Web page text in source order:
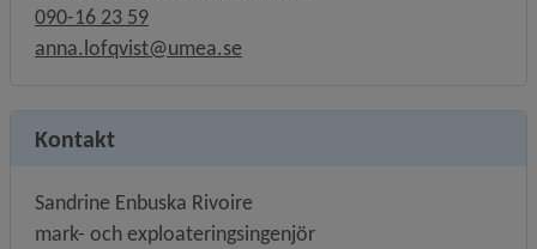
090-16 23 59
anna.lofqvist@umea.se
Kontakt
Sandrine Enbuska Rivoire
mark- och exploateringsingenjör